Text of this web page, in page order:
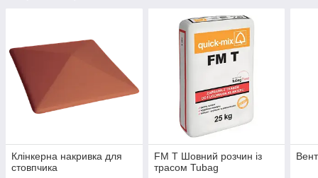
Клінкерна накривка для
стовпчика
FM T Шовний розчин із
трасом Tubag